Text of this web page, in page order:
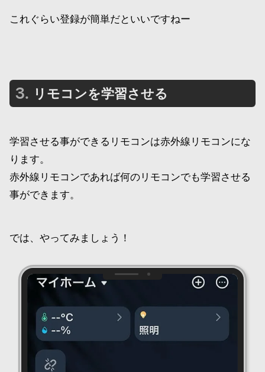
これぐらい登録が簡単だといいですねー
リモコンを学習させる
学習させる事ができるリモコンは赤外線リモコンにな
ります。
赤外線リモコンであれば何のリモコンでも学習させる
事ができます。
では、やってみましょう！